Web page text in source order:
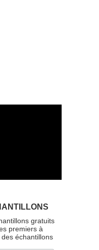
gratuits
premiers à
échantillons